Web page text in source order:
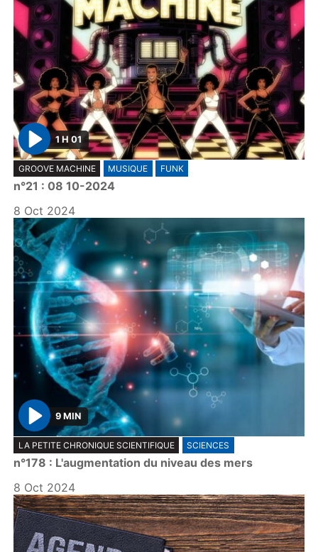
P
l
a
y
1 H 01
GROOVE MACHINE MUSIQUE FUNK
n°21 : 08 10-2024
8 Oct 2024
P
l
a
y
9 MIN
LA PETITE CHRONIQUE SCIENTIFIQUE SCIENCES
n°178 : L'augmentation du niveau des mers
8 Oct 2024